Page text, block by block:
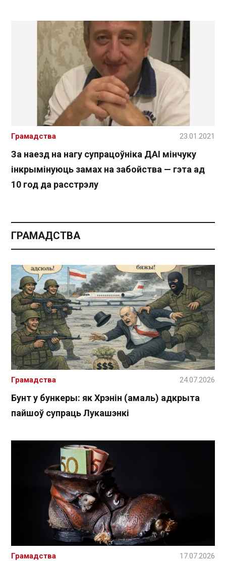
За наезд на нагу супрацоўніка ДАІ мінчуку
інкрымінуюць замах на забойства — гэта ад
10 год да расстрэлу
Грамадства 23.01.2021
ГРАМАДСТВА
Бунт у бункеры: як Хрэнін (амаль) адкрыта
пайшоў супраць Лукашэнкі
Грамадства 24.07.2026
Грамадства 17.07.2026